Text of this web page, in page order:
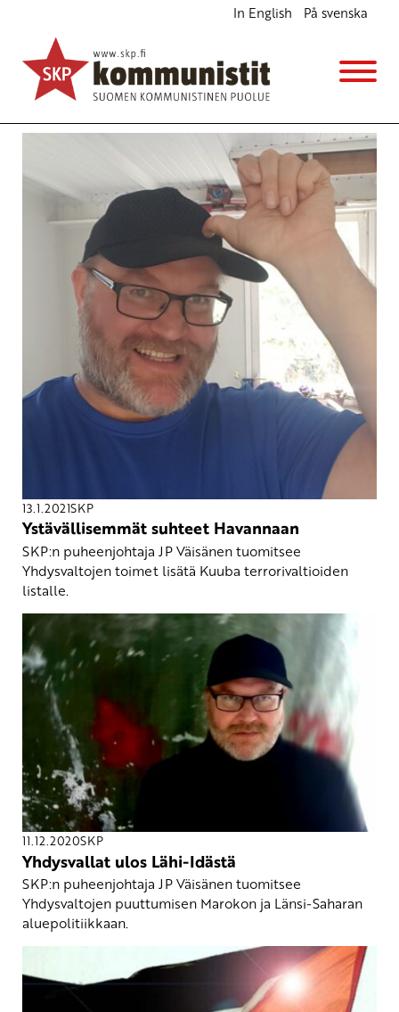
In English På svenska
Donald Trump
13.1.2021SKP
Ystävällisemmät suhteet Havannaan
SKP:n puheenjohtaja JP Väisänen tuomitsee
Yhdysvaltojen toimet lisätä Kuuba terrorivaltioiden
listalle.
11.12.2020SKP
Yhdysvallat ulos Lähi-Idästä
SKP:n puheenjohtaja JP Väisänen tuomitsee
Yhdysvaltojen puuttumisen Marokon ja Länsi-Saharan
aluepolitiikkaan.